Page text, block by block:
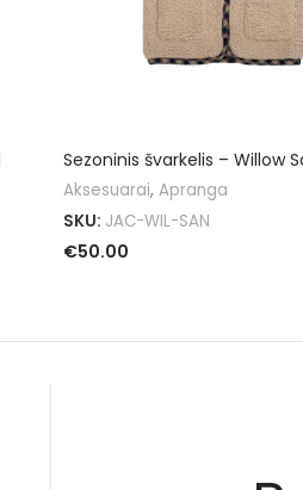
Sezoninis švarkelis – Willow
Aksesuarai, Apranga
SKU: JAC-WIL-SAN
€50.00